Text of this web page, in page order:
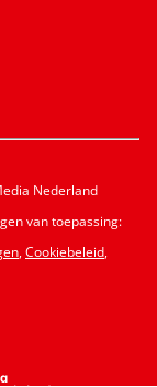
Nederland
van toepassing:
,Cookiebeleid,